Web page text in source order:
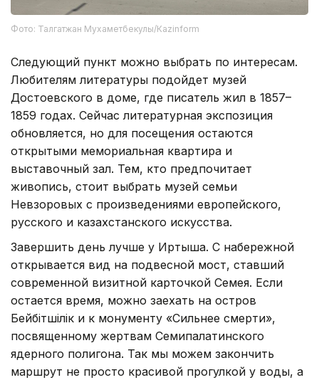
Фото: Талгатжан Мухаметбекулы/Кazinform
Следующий пункт можно выбрать по интересам.
Любителям литературы подойдет музей
Достоевского в доме, где писатель жил в 1857–
1859 годах. Сейчас литературная экспозиция
обновляется, но для посещения остаются
открытыми мемориальная квартира и
выставочный зал. Тем, кто предпочитает
живопись, стоит выбрать музей семьи
Невзоровых с произведениями европейского,
русского и казахстанского искусства.
Завершить день лучше у Иртыша. С набережной
открывается вид на подвесной мост, ставший
современной визитной карточкой Семея. Если
остается время, можно заехать на остров
Бейбітшілік и к монументу «Сильнее смерти»,
посвященному жертвам Семипалатинского
ядерного полигона. Так мы можем закончить
маршрут не просто красивой прогулкой у воды, а